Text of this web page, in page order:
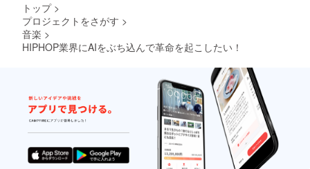
トップ >
プロジェクトをさがす >
音楽 >
HIPHOP業界にAIをぶち込んで革命を起こしたい！